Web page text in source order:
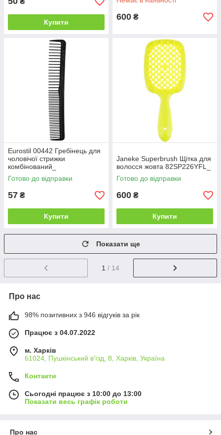
Купити
600 ₴
Eurostil 00442 Гребінець для
чоловічої стрижки
комбінований_
Готово до відправки
57 ₴
Купити
Janeke Superbrush Щітка для
волосся жовта 82SP226YFL_
Готово до відправки
600 ₴
Купити
Показати ще
1 / 14
Про нас
98% позитивних з 946 відгуків за рік
Працює з 04.07.2022
м. Харків
61024, Пушкінський в'їзд, 8, Харків, Україна
Контакти
Сьогодні працює з 10:00 до 13:00
Показати весь графік роботи
Про нас